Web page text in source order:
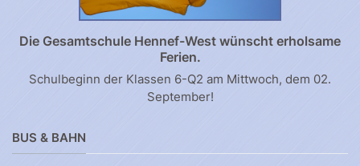
Die Gesamtschule Hennef-West wünscht erholsame
Ferien.
Schulbeginn der Klassen 6-Q2 am Mittwoch, dem 02.
September!
BUS & BAHN